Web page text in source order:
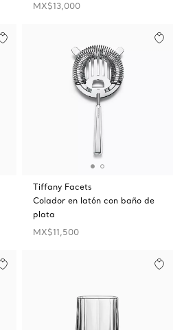
MX$13,000
Tiffany Facets
Colador en latón con baño de
plata
MX$11,500